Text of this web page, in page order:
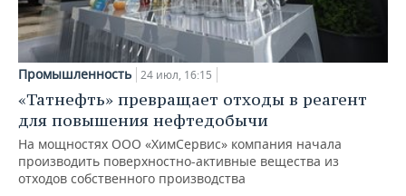
Промышленность 24 июл, 16:15
«Татнефть» превращает отходы в реагент
для повышения нефтедобычи
На мощностях ООО «ХимСервис» компания начала
производить поверхностно-активные вещества из
отходов собственного производства